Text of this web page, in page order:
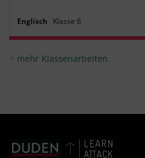
Englisch Klasse 6
mehr Klassenarbeiten